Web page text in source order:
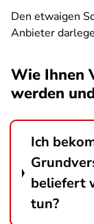
Den etwaigen
Anbieter
Wie Ihnen
werden
Ich
beliefert
tun?